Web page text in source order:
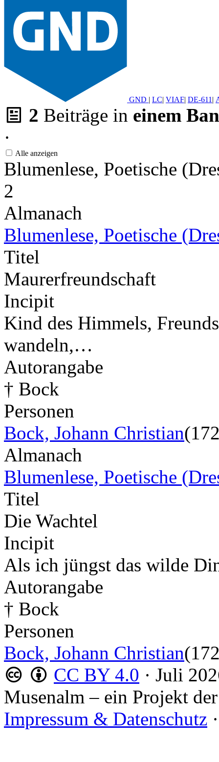
GND | LC| VIAF| DE-611 |
2 Beiträge in einem
·
Alle anzeigen
Blumenlese, Poetische
2
Almanach
Blumenlese, Poetische
Titel
Maurerfreundschaft
Incipit
Kind des Himmels,
wandeln,…
Autorangabe
† Bock
Personen
Bock, Johann Christian
Almanach
Blumenlese, Poetische
Titel
Die Wachtel
Incipit
Als ich jüngst das wilde
Autorangabe
† Bock
Personen
Bock, Johann Christian
CC BY 4.0 · Juli
Musenalm – ein Projekt der
Impressum & Datenschutz ·